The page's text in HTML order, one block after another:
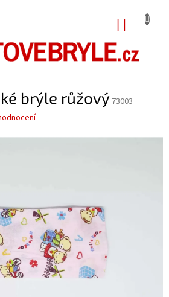
brýle růžový 73003